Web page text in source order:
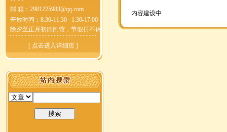
邮 箱： 2981225983@qq.com
开放时间：8:30-11:30 1:30-17:00
除夕至正月初四闭馆，节假日不休
[ 点击进入详细页 ]
内容建设中